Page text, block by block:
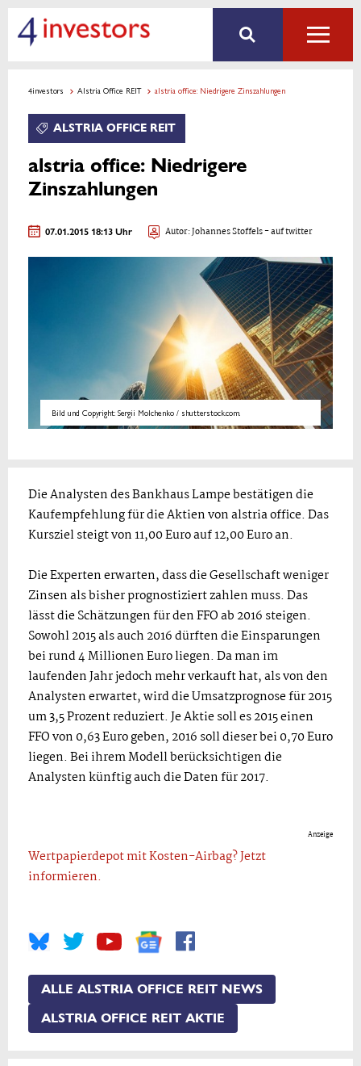
4investors Alstria Office REIT alstria office: Niedrigere Zinszahlungen
ALSTRIA OFFICE REIT
alstria office: Niedrigere
Zinszahlungen
07.01.2015 18:13 Uhr Autor:Johannes Stoffels- auf twitter
Bild und Copyright: Sergii Molchenko / shutterstock.com.
Die Analysten des Bankhaus Lampe bestätigen die
Kaufempfehlung für die Aktien von alstria office. Das
Kursziel steigt von 11,00 Euro auf 12,00 Euro an.
Die Experten erwarten, dass die Gesellschaft weniger
Zinsen als bisher prognostiziert zahlen muss. Das
lässt die Schätzungen für den FFO ab 2016 steigen.
Sowohl 2015 als auch 2016 dürften die Einsparungen
bei rund 4 Millionen Euro liegen. Da man im
laufenden Jahr jedoch mehr verkauft hat, als von den
Analysten erwartet, wird die Umsatzprognose für 2015
um 3,5 Prozent reduziert. Je Aktie soll es 2015 einen
FFO von 0,63 Euro geben, 2016 soll dieser bei 0,70 Euro
liegen. Bei ihrem Modell berücksichtigen die
Analysten künftig auch die Daten für 2017.
Anzeige
Wertpapierdepot mit Kosten-Airbag? Jetzt
informieren.
ALLE ALSTRIA OFFICE REIT NEWS
ALSTRIA OFFICE REIT AKTIE